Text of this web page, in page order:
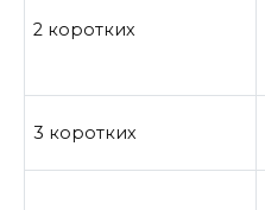
2 коротких
3 коротких